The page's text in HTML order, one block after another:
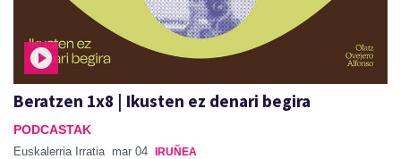
Beratzen 1x8 | Ikusten ez denari begira
PODCASTAK
Euskalerria Irratia mar 04 IRUÑEA